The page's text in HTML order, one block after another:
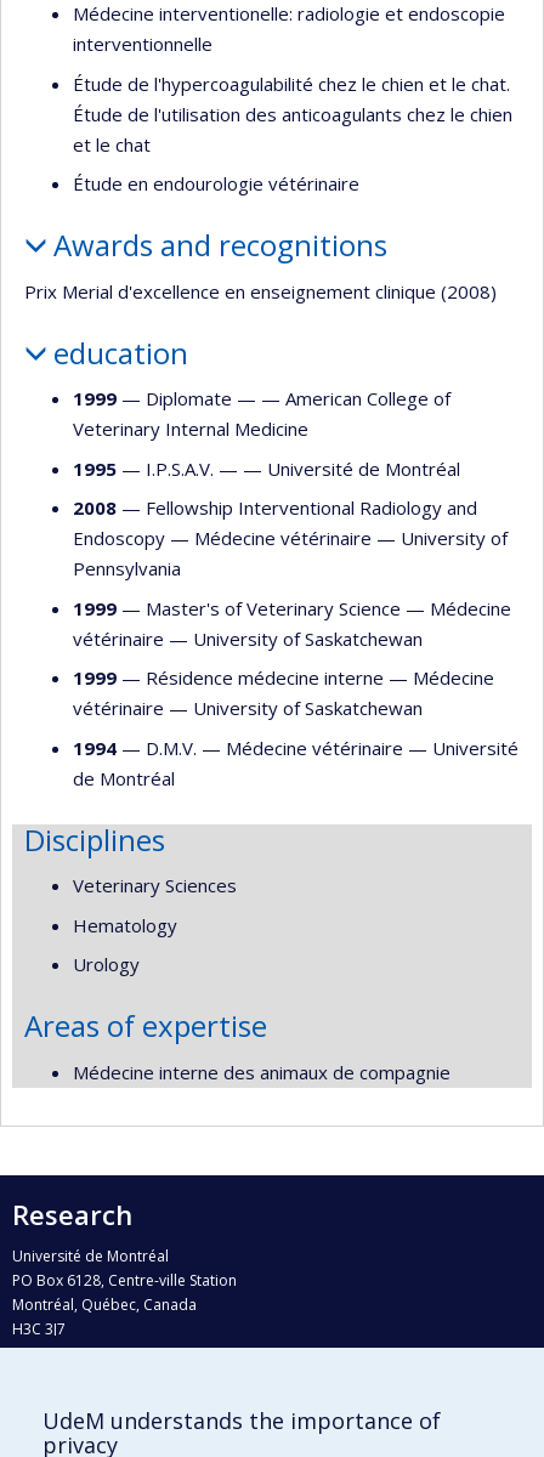
Médecine interventionelle: radiologie et endoscopie
interventionnelle
Étude de l'hypercoagulabilité chez le chien et le chat.
Étude de l'utilisation des anticoagulants chez le chien
et le chat
Étude en endourologie vétérinaire
Awards and recognitions
Prix Merial d'excellence en enseignement clinique (2008)
education
1999 — Diplomate — — American College of
Veterinary Internal Medicine
1995 — I.P.S.A.V. — — Université de Montréal
2008 — Fellowship Interventional Radiology and
Endoscopy — Médecine vétérinaire — University of
Pennsylvania
1999 — Master's of Veterinary Science — Médecine
vétérinaire — University of Saskatchewan
1999 — Résidence médecine interne — Médecine
vétérinaire — University of Saskatchewan
1994 — D.M.V. — Médecine vétérinaire — Université
de Montréal
Disciplines
Veterinary Sciences
Hematology
Urology
Areas of expertise
Médecine interne des animaux de compagnie
Research
Université de Montréal
PO Box 6128, Centre-ville Station
Montréal, Québec, Canada
H3C 3J7
Who does what?
UdeM understands the importance of
privacy